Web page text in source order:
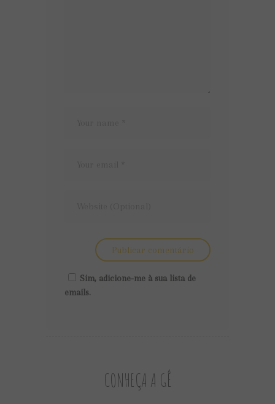
Sim, adicione-me à sua lista de
emails.
CONHEÇA A GÊ